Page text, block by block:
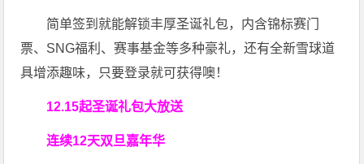
简单签到就能解锁丰厚圣诞礼包，内含锦标赛门
票、SNG福利、赛事基金等多种豪礼，还有全新雪球道
具增添趣味，只要登录就可获得噢！
12.15起圣诞礼包大放送
连续12天双旦嘉年华